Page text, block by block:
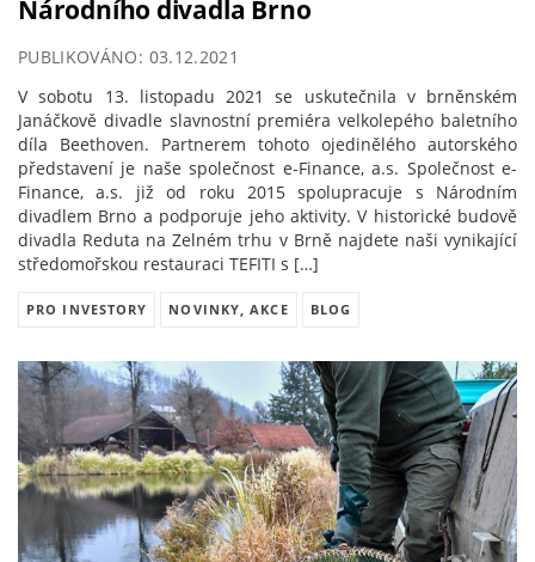
Národního divadla Brno
PUBLIKOVÁNO: 03.12.2021
V sobotu 13. listopadu 2021 se uskutečnila v brněnském
Janáčkově divadle slavnostní premiéra velkolepého baletního
díla Beethoven. Partnerem tohoto ojedinělého autorského
představení je naše společnost e-Finance, a.s. Společnost e-
Finance, a.s. již od roku 2015 spolupracuje s Národním
divadlem Brno a podporuje jeho aktivity. V historické budově
divadla Reduta na Zelném trhu v Brně najdete naši vynikající
středomořskou restauraci TEFITI s […]
PRO INVESTORY NOVINKY, AKCE BLOG